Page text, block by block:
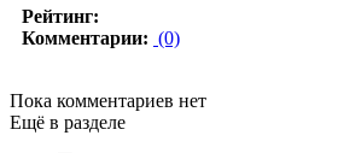
Рейтинг:
Комментарии: (0)
Пока комментариев нет
Ещё в разделе